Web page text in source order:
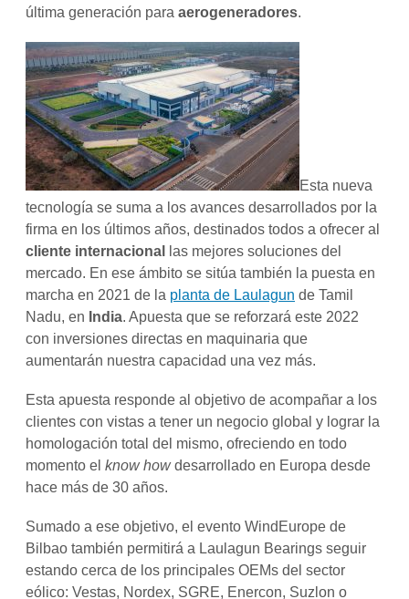
última generación para aerogeneradores.
Esta nueva
tecnología se suma a los avances desarrollados por la
firma en los últimos años, destinados todos a ofrecer al
cliente internacional
las mejores soluciones del
mercado. En ese ámbito se sitúa también la puesta en
marcha en 2021 de la planta de Laulagun de Tamil
Nadu, en India. Apuesta que se reforzará este 2022
con inversiones directas en maquinaria que
aumentarán nuestra capacidad una vez más.
Esta apuesta responde al objetivo de acompañar a los
clientes con vistas a tener un negocio global y lograr la
homologación total del mismo, ofreciendo en todo
momento el know howdesarrollado en Europa desde
hace más de 30 años.
Sumado a ese objetivo, el evento WindEurope de
Bilbao también permitirá a Laulagun Bearings seguir
estando cerca de los principales OEMs del sector
eólico: Vestas, Nordex, SGRE, Enercon, Suzlon o